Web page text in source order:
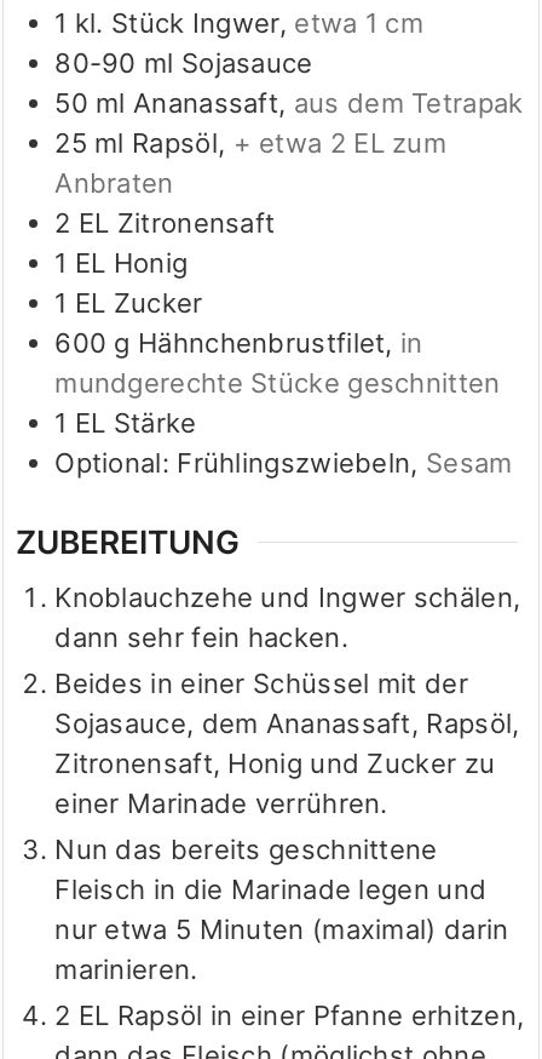
1 kl. Stück Ingwer, etwa 1 cm
80-90 ml Sojasauce
50 ml Ananassaft, aus dem Tetrapak
25 ml Rapsöl, + etwa 2 EL zum
Anbraten
2 EL Zitronensaft
1 EL Honig
1 EL Zucker
600 g Hähnchenbrustfilet, in
mundgerechte Stücke geschnitten
1 EL Stärke
Optional: Frühlingszwiebeln, Sesam
ZUBEREITUNG
Knoblauchzehe und Ingwer schälen,
dann sehr fein hacken.
Beides in einer Schüssel mit der
Sojasauce, dem Ananassaft, Rapsöl,
Zitronensaft, Honig und Zucker zu
einer Marinade verrühren.
Nun das bereits geschnittene
Fleisch in die Marinade legen und
nur etwa 5 Minuten (maximal) darin
marinieren.
2 EL Rapsöl in einer Pfanne erhitzen,